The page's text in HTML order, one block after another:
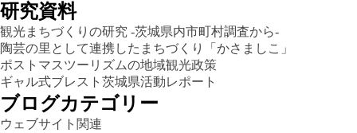
研究資料
観光まちづくりの研究 -茨城県内市町村調査から-
陶芸の里として連携したまちづくり「かさましこ」
ポストマスツーリズムの地域観光政策
ギャル式ブレスト茨城県活動レポート
ブログカテゴリー
ウェブサイト関連